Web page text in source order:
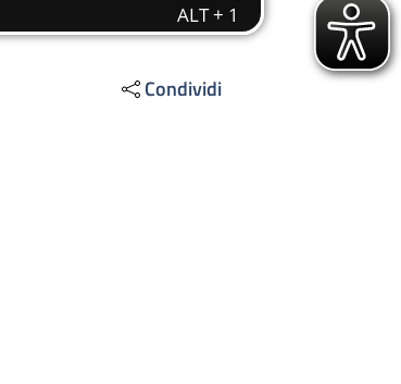
Condividi